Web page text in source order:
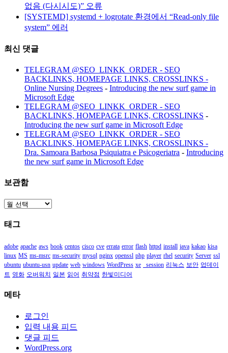
없음 (다시시도)” 오류
[SYSTEMD] systemd + logrotate 환경에서 “Read-only file
system” 에러
최신 댓글
TELEGRAM @SEO_LINKK_ORDER - SEO
BACKLINKS, HOMEPAGE LINKS, CROSSLINKS -
Online Nursing Degrees - Introducing the new surf game in
Microsoft Edge
TELEGRAM @SEO_LINKK_ORDER - SEO
BACKLINKS, HOMEPAGE LINKS, CROSSLINKS -
Introducing the new surf game in Microsoft Edge
TELEGRAM @SEO_LINKK_ORDER - SEO
BACKLINKS, HOMEPAGE LINKS, CROSSLINKS -
Dra. Samoara Barbosa Psiquiatra e Psicogeriatra - Introducing
the new surf game in Microsoft Edge
보관함
보
함
태그
adobe apache aws book centos cisco cve errata error flash httpd install java kakao kisa
linux MS ms-msrc ms-security mysql nginx openssl php player rhel security Server ssl
ubuntu ubuntu-usn update web windows WordPress xe _session 리눅스 보안 업데이
트 영화 오버워치 일본 읽어 취약점 한빛미디어
메타
로그인
입력 내용 피드
댓글 피드
WordPress.org